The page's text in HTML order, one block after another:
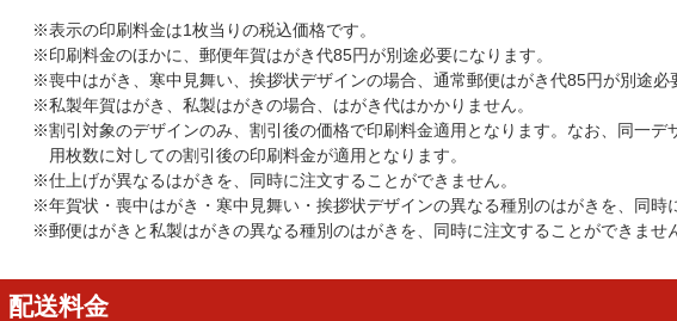
※表示の印刷料金は1枚当りの税込価格です。
※印刷料金のほかに、郵便年賀はがき代85円が別途必要になります。
※喪中はがき、寒中見舞い、挨拶状デザインの場合、通常郵便はがき代85円が別途必
※私製年賀はがき、私製はがきの場合、はがき代はかかりません。
※割引対象のデザインのみ、割引後の価格で印刷料金適用となります。なお、同一
用枚数に対しての割引後の印刷料金が適用となります。
※仕上げが異なるはがきを、同時に注文することができません。
※年賀状・喪中はがき・寒中見舞い・挨拶状デザインの異なる種別のはがきを、同時
※郵便はがきと私製はがきの異なる種別のはがきを、同時に注文することができませ
配送料金